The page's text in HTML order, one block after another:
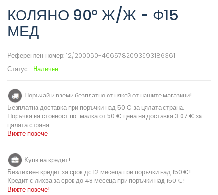
КОЛЯНО 90° Ж/Ж - Ф15
МЕД
Референтен номер: 12/200060-4665782093593186361
Статус: Наличен
Поръчай и вземи безплатно от някой от нашите магазини!
Безплатна доставка при поръчки над 50 € за цялата страна.
Поръчка на стойност по-малка от 50 € цена на доставка 3.07 € за
цялата страна.
Вижте повече
Купи на кредит!
Безлихвен кредит за срок до 12 месеца при поръчки над 150 €!
Кредит с лихва за срок до 48 месеца при поръчки над 150 €!
Вижте повече!